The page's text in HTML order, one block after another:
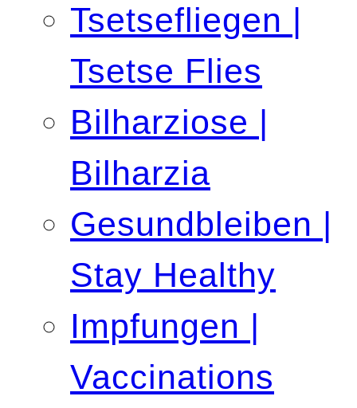
Tsetsefliegen |
Tsetse Flies
Bilharziose |
Bilharzia
Gesundbleiben |
Stay Healthy
Impfungen |
Vaccinations